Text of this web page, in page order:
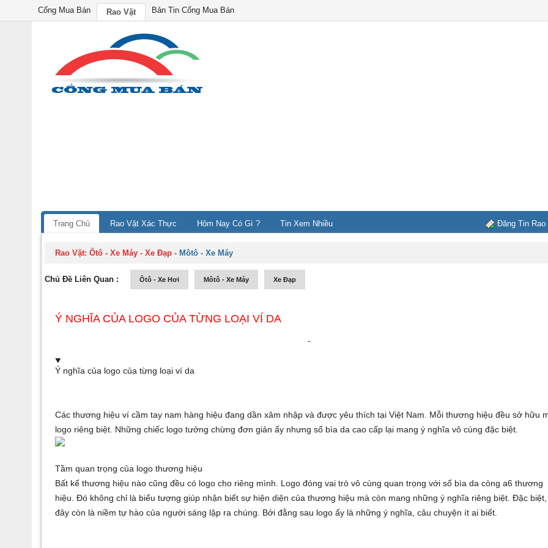
Cổng Mua Bán Rao Vặt Bản Tin Cổng Mua Bán
Trang Chủ Rao Vặt Xác Thực Hôm Nay Có Gì ? Tin Xem Nhiều Đăng Tin Rao
Rao Vặt:Ôtô - Xe Máy - Xe Đạp - Môtô - Xe Máy
Chủ Đề Liên Quan : Ôtô - Xe Hơi Môtô - Xe Máy Xe Đạp
Ý NGHĨA CỦA LOGO CỦA TỪNG LOẠI VÍ DA
-
Ý nghĩa của logo của từng loại ví da
Các thương hiệu ví cầm tay nam hàng hiệu đang dần xâm nhập và được yêu thích tại Việt Nam. Mỗi thương hiệu đều sở hữu
logo riêng biệt. Những chiếc logo tưởng chừng đơn giản ấy nhưngsổ bìa da cao cấp lại mang ý nghĩa vô cùng đặc biệt.
Tầm quan trọng của logo thương hiệu
Bất kể thương hiệu nào cũng đều có logo cho riêng mình. Logo đóng vai trò vô cùng quan trọng vớisổ bìa da còng a6 thương
hiệu. Đó không chỉ là biểu tượng giúp nhận biết sự hiện diện của thương hiệu mà còn mang những ý nghĩa riêng biệt. Đặc biệt,
đây còn là niềm tự hào của người sáng lập ra chúng. Bởi đằng sau logo ấy là những ý nghĩa, câu chuyện ít ai biết.